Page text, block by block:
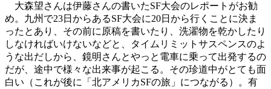
大森望さんは伊藤さんの書いたSF大会のレポートがお勧
め。九州で23日からあるSF大会に20日から行くことに決ま
ったとあり、その前に原稿を書いたり、洗濯物を乾かしたり
しなければいけないなどと、タイムリミットサスペンスのよ
うな出だしから、鏡明さんとやっと電車に乗って出発するの
だが、途中で様々な出来事が起こる。その珍道中がとても面
白い（これが後に「北アメリカSFの旅」につながる）。有